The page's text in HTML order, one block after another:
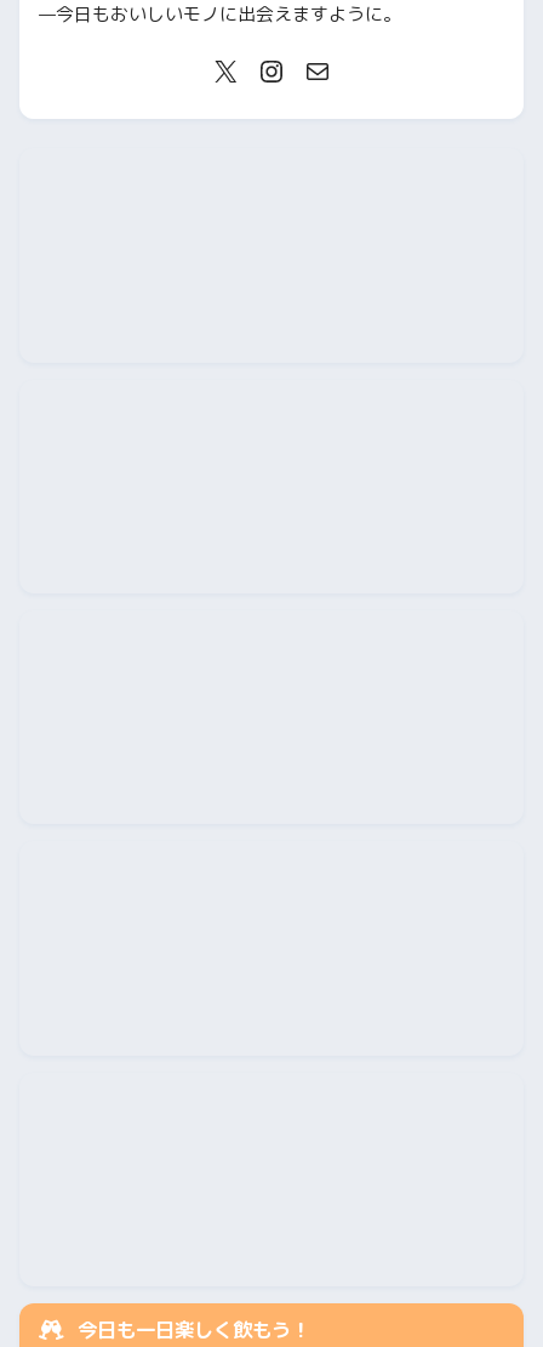
—今日もおいしいモノに出会えますように。
今日も一日楽しく飲もう！